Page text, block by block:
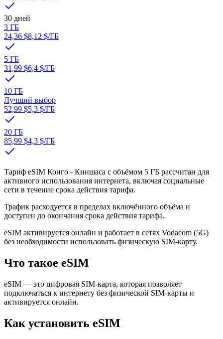
30 дней
3 ГБ
24,36 $8,12 $/ГБ
5 ГБ
31,99 $6,4 $/ГБ
10 ГБ
Лучший выбор
52,99 $5,3 $/ГБ
20 ГБ
85,99 $4,3 $/ГБ
Тариф eSIM Конго - Киншаса с объёмом 5 ГБ рассчитан для
активного использования интернета, включая социальные
сети в течение срока действия тарифа.
Трафик расходуется в пределах включённого объёма и
доступен до окончания срока действия тарифа.
eSIM активируется онлайн и работает в сетях Vodacom (5G)
без необходимости использовать физическую SIM-карту.
Что такое eSIM
eSIM — это цифровая SIM-карта, которая позволяет
подключаться к интернету без физической SIM-карты и
активируется онлайн.
Как установить eSIM